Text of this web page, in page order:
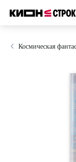
Космическая